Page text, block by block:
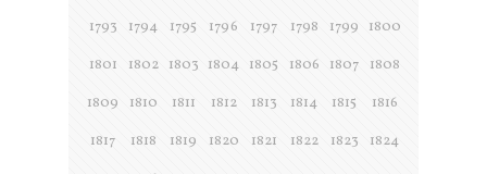
1793
1794 1795 1796 1797 1798 1799
1800
1801
1802 1803 1804 1805 1806 1807
1808
1809
1810 1811 1812 1813 1814 1815
1816
1817
1818 1819 1820 1821 1822 1823
1824